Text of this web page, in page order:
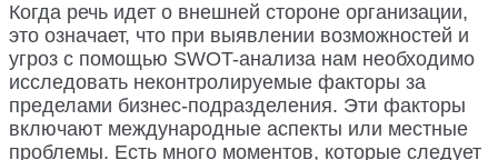
Когда речь идет о внешней стороне организации,
это означает, что при выявлении возможностей и
угроз с помощью SWOT-анализа нам необходимо
исследовать неконтролируемые факторы за
пределами бизнес-подразделения. Эти факторы
включают международные аспекты или местные
проблемы. Есть много моментов, которые следует